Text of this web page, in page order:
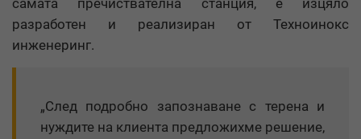
самата пречиствателна станция, е изцяло
разработен и реализиран от Техноинокс
инженеринг.
„След подробно запознаване с терена и
нуждите на клиента предложихме решение,